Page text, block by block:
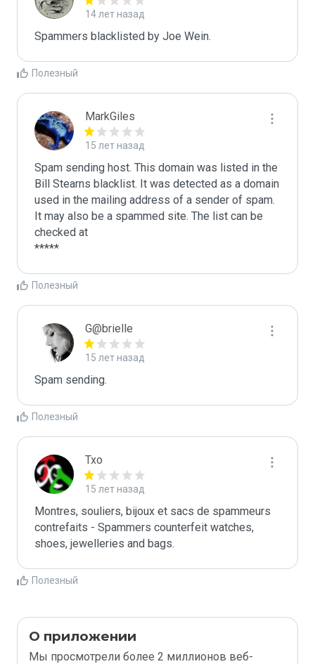
14 лет назад
Spammers blacklisted by Joe Wein.
Полезный
MarkGiles
15 лет назад
Spam sending host. This domain was listed in the
Bill Stearns blacklist. It was detected as a domain
used in the mailing address of a sender of spam.
It may also be a spammed site. The list can be
checked at
Полезный
G@brielle
15 лет назад
Spam sending.
Полезный
Txo
15 лет назад
Montres, souliers, bijoux et sacs de spammeurs
contrefaits - Spammers counterfeit watches,
shoes, jewelleries and bags.
Полезный
О приложении
Мы просмотрели более 2 миллионов веб-